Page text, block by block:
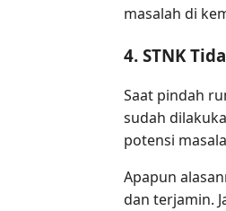
masalah di
4. STNK
Saat pindah
sudah
potensi
Apapun
dan terjamin.